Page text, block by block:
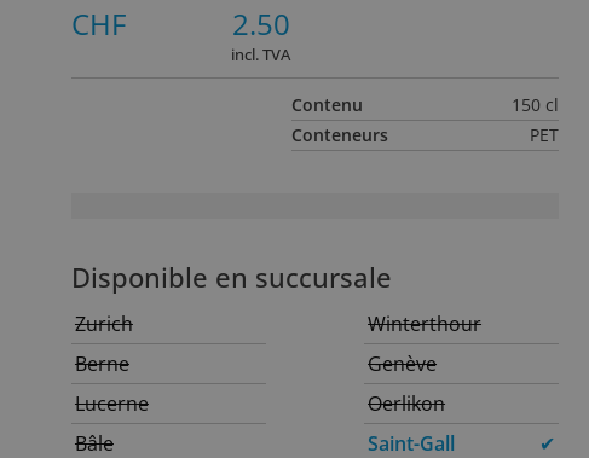
CHF 2.50
incl. TVA
Contenu
150 cl
Conteneurs
PET
Disponible en succursale
Zurich
Berne
Lucerne
Bâle
Winterthour
Genève
Oerlikon
Saint-Gall
✔